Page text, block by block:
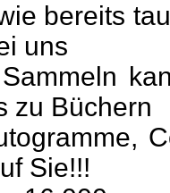
bereits
uns
zu Büchern
Sie!!!